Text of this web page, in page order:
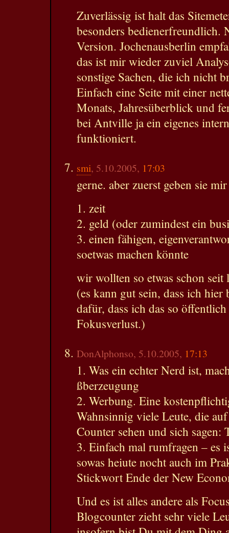
Zuverlässig ist halt das
besonders bedienerfreundlich.
Version. Jochenausberlin
das ist mir wieder zuviel
sonstige Sachen, die ich nicht
Einfach eine Seite mit einer
Monats, Jahresüberblick und
bei Antville ja ein eigenes
funktioniert.
smi, 5.10.2005, 17:03
gerne. aber zuerst geben sie
1. zeit
2. geld (oder zumindest ein
3. einen fähigen,
soetwas machen könnte
wir wollten so etwas schon seit
(es kann gut sein, dass ich
dafür, dass ich das so
Fokusverlust.)
DonAlphonso, 5.10.2005, 17:13
1. Was ein echter Nerd ist,
ßberzeugung
2. Werbung. Eine
Wahnsinnig viele Leute, die
Counter sehen und sich
3. Einfach mal rumfragen – es
sowas heiute nocht auch im
Stickwort Ende der New
Und es ist alles andere als
Blogcounter zieht sehr viele